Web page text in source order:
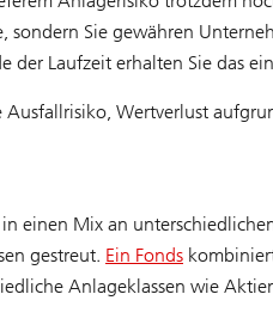
Sie gewähren
der Laufzeit erhalten Sie das
Wertverlust
einen Mix an
gestreut. Ein Fonds
Anlageklassen wie